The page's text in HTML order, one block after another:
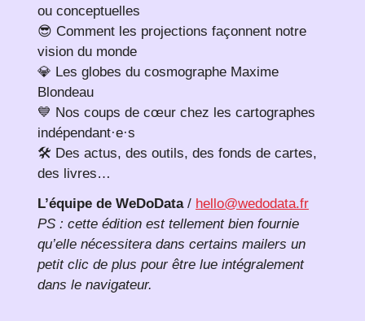
ou conceptuelles
😎 Comment les projections façonnent notre
vision du monde
💎 Les globes du cosmographe Maxime
Blondeau
💙 Nos coups de cœur chez les cartographes
indépendant·e·s
🛠 Des actus, des outils, des fonds de cartes,
des livres…
L’équipe de WeDoData / hello@wedodata.fr
PS : cette édition est tellement bien fournie
qu’elle nécessitera dans certains mailers un
petit clic de plus pour être lue intégralement
dans le navigateur.